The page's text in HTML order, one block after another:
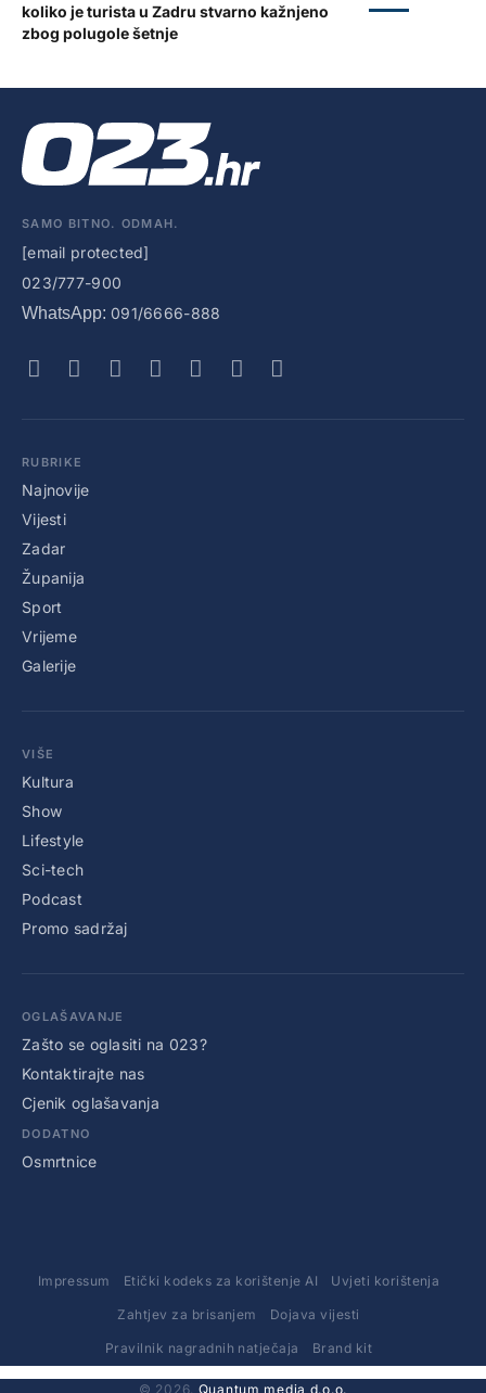
koliko je turista u Zadru stvarno kažnjeno
zbog polugole šetnje
SAMO BITNO. ODMAH.
[email protected]
023/777-900
WhatsApp: 091/6666-888
RUBRIKE
Najnovije
Vijesti
Zadar
Županija
Sport
Vrijeme
Galerije
VIŠE
Kultura
Show
Lifestyle
Sci-tech
Podcast
Promo sadržaj
OGLAŠAVANJE
Zašto se oglasiti na 023?
Kontaktirajte nas
Cjenik oglašavanja
DODATNO
Osmrtnice
Impressum Etički kodeks za korištenje AI Uvjeti korištenja
Zahtjev za brisanjem Dojava vijesti
Pravilnik nagradnih natječaja Brand kit
© 2026. Quantum media d.o.o.